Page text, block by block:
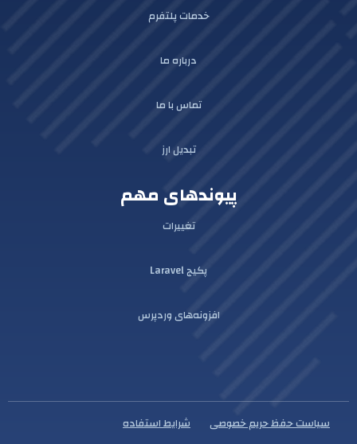
خدمات پلتفرم
درباره ما
تماس با ما
تبدیل ارز
پیوندهای مهم
تغییرات
پکیج Laravel
افزونه‌های وردپرس
سیاست حفظ حریم خصوصی شرایط استفاده